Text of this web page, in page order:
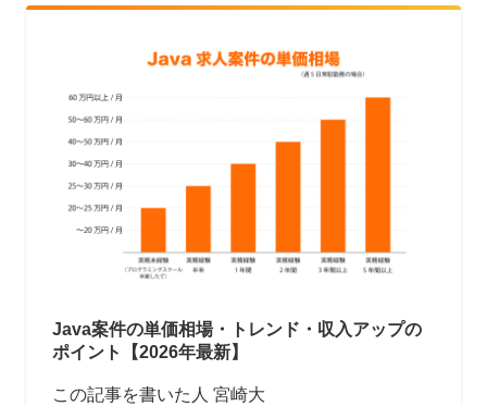
Java案件の単価相場・トレンド・収入アップの
ポイント【2026年最新】
この記事を書いた人 宮崎大